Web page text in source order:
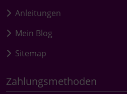
Anleitungen
Mein Blog
Sitemap
Zahlungsmethoden